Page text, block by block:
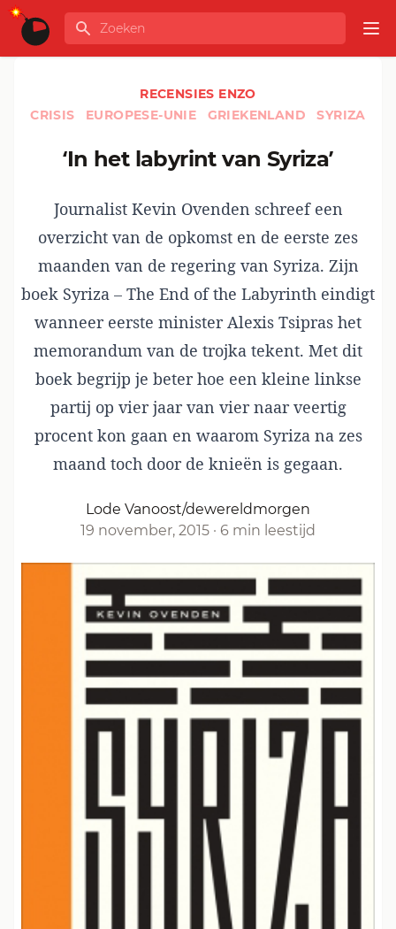
Ga naar de inhoud
GLOBALINFO
Zoeken
RECENSIES ENZO
CRISIS
EUROPESE-UNIE GRIEKENLAND SYRIZA
‘In het labyrint van Syriza’
Journalist Kevin Ovenden schreef een
overzicht van de opkomst en de eerste zes
maanden van de regering van Syriza. Zijn
boek Syriza – The End of the Labyrinth eindigt
wanneer eerste minister Alexis Tsipras het
memorandum van de trojka tekent. Met dit
boek begrijp je beter hoe een kleine linkse
partij op vier jaar van vier naar veertig
procent kon gaan en waarom Syriza na zes
maand toch door de knieën is gegaan.
Lode Vanoost/dewereldmorgen
19 november, 2015 · 6 min leestijd